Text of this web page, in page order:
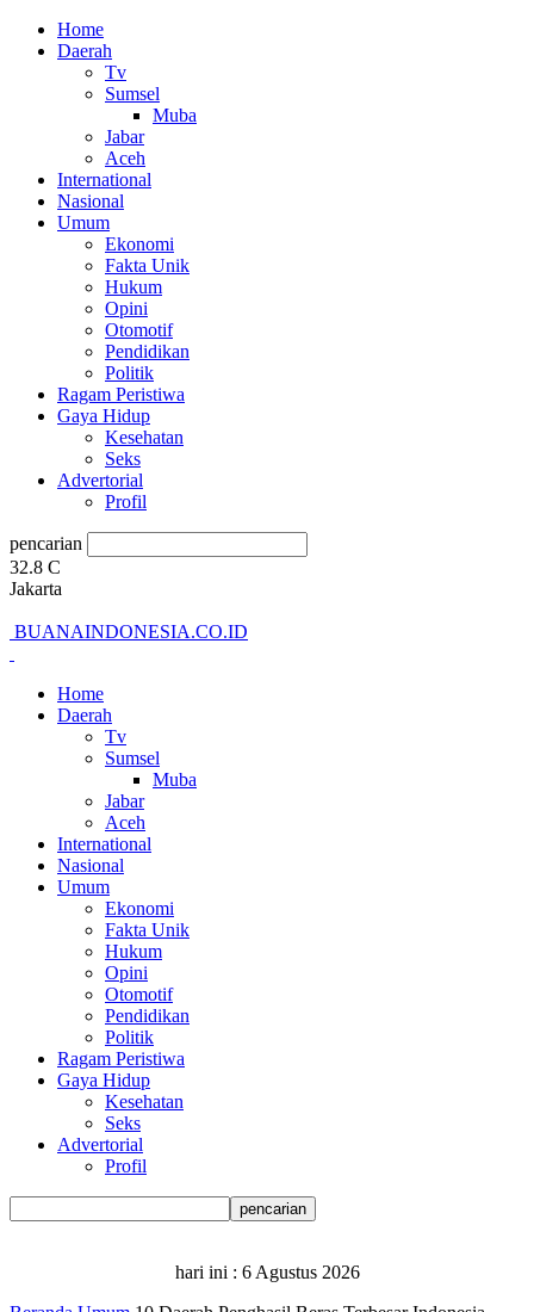
Home
Daerah
Tv
Sumsel
Muba
Jabar
Aceh
International
Nasional
Umum
Ekonomi
Fakta Unik
Hukum
Opini
Otomotif
Pendidikan
Politik
Ragam Peristiwa
Gaya Hidup
Kesehatan
Seks
Advertorial
Profil
pencarian
32.8 C
Jakarta
BUANAINDONESIA.CO.ID
Home
Daerah
Tv
Sumsel
Muba
Jabar
Aceh
International
Nasional
Umum
Ekonomi
Fakta Unik
Hukum
Opini
Otomotif
Pendidikan
Politik
Ragam Peristiwa
Gaya Hidup
Kesehatan
Seks
Advertorial
Profil
hari ini : 6 Agustus 2026